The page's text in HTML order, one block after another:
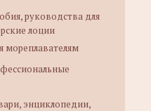
руководства для
лоции
мореплавателям
энциклопедии,